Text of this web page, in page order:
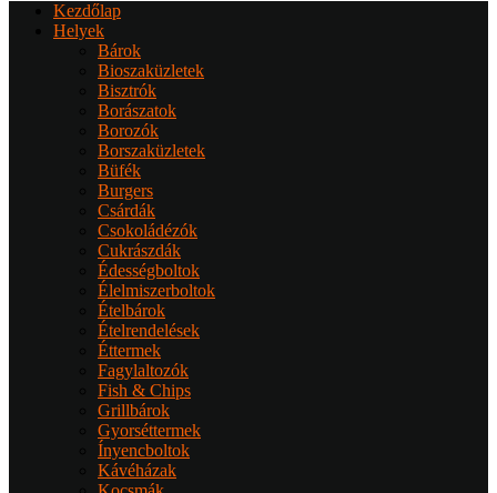
Kezdőlap
Helyek
Bárok
Bioszaküzletek
Bisztrók
Borászatok
Borozók
Borszaküzletek
Büfék
Burgers
Csárdák
Csokoládézók
Cukrászdák
Édességboltok
Élelmiszerboltok
Ételbárok
Ételrendelések
Éttermek
Fagylaltozók
Fish & Chips
Grillbárok
Gyorséttermek
Ínyencboltok
Kávéházak